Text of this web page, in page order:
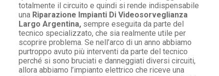
totalmente il circuito e quindi si rende indispensabile
una Riparazione Impianti Di Videosorveglianza
Largo Argentina, sempre eseguita da parte del
tecnico specializzato, che sia realmente utile per
scoprire problema. Se nell’arco di un anno abbiamo
purtroppo avuto più interventi da parte del tecnico
perché si sono bruciati e danneggiati diversi circuiti,
allora abbiamo l’impianto elettrico che riceve una